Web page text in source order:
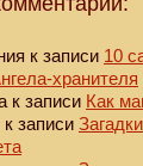
к записи 10
хранителя
к записи Как
к записи